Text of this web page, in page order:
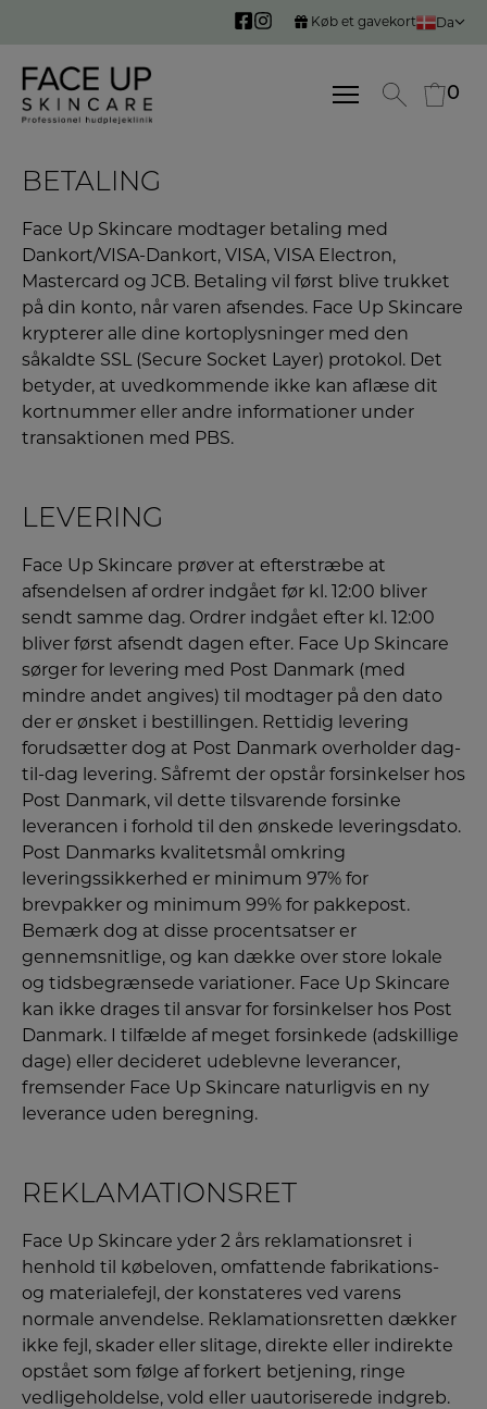
indholdet
Køb et gavekort Da
0
0
BETALING
Face Up Skincare modtager betaling med
Dankort/VISA-Dankort, VISA, VISA Electron,
Mastercard og JCB. Betaling vil først blive trukket
på din konto, når varen afsendes. Face Up Skincare
krypterer alle dine kortoplysninger med den
såkaldte SSL (Secure Socket Layer) protokol. Det
betyder, at uvedkommende ikke kan aflæse dit
kortnummer eller andre informationer under
transaktionen med PBS.
LEVERING
Face Up Skincare prøver at efterstræbe at
afsendelsen af ordrer indgået før kl. 12:00 bliver
sendt samme dag. Ordrer indgået efter kl. 12:00
bliver først afsendt dagen efter. Face Up Skincare
sørger for levering med Post Danmark (med
mindre andet angives) til modtager på den dato
der er ønsket i bestillingen. Rettidig levering
forudsætter dog at Post Danmark overholder dag-
til-dag levering. Såfremt der opstår forsinkelser hos
Post Danmark, vil dette tilsvarende forsinke
leverancen i forhold til den ønskede leveringsdato.
Post Danmarks kvalitetsmål omkring
leveringssikkerhed er minimum 97% for
brevpakker og minimum 99% for pakkepost.
Bemærk dog at disse procentsatser er
gennemsnitlige, og kan dække over store lokale
og tidsbegrænsede variationer. Face Up Skincare
kan ikke drages til ansvar for forsinkelser hos Post
Danmark. I tilfælde af meget forsinkede (adskillige
dage) eller decideret udeblevne leverancer,
fremsender Face Up Skincare naturligvis en ny
leverance uden beregning.
REKLAMATIONSRET
Face Up Skincare yder 2 års reklamationsret i
henhold til købeloven, omfattende fabrikations-
og materialefejl, der konstateres ved varens
normale anvendelse. Reklamationsretten dækker
ikke fejl, skader eller slitage, direkte eller indirekte
opstået som følge af forkert betjening, ringe
vedligeholdelse, vold eller uautoriserede indgreb.